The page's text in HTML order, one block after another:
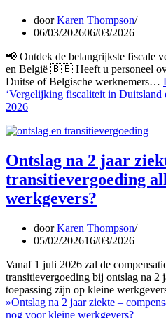
doorKaren Thompson
06/03/202606/03/2026
📢 Ontdek de belangrijkste
en België 🇧🇪 Heeft u personeel
Duitse of Belgische werknemers…
‘Vergelijking fiscaliteit in Duitsland
2026
Ontslag na 2 jaar
transitievergoeding
werkgevers?
doorKaren Thompson
05/02/202616/03/2026
Vanaf 1 juli 2026 zal de
transitievergoeding bij ontslag na 2
toepassing zijn op kleine
»Ontslag na 2 jaar ziekte –
nog voor kleine werkgevers?